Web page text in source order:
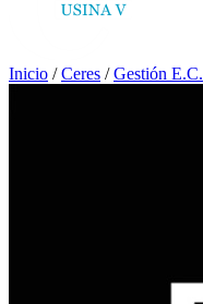
Inicio /Ceres /Gestión E.C.